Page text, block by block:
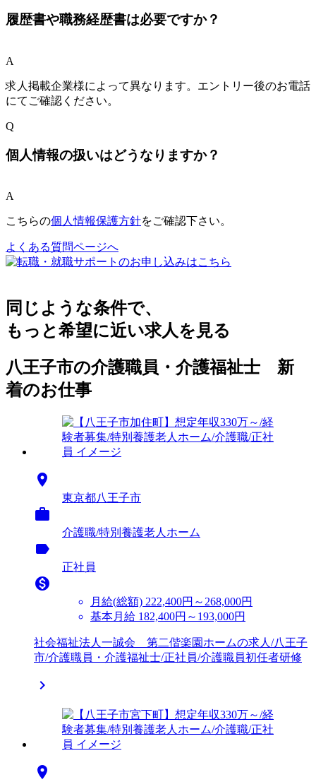
履歴書や職務経歴書は必要ですか？
A
求人掲載企業様によって異なります。エントリー後のお電話
にてご確認ください。
Q
個人情報の扱いはどうなりますか？
A
こちらの個人情報保護方針をご確認下さい。
よくある質問ページへ
同じような条件で、
もっと希望に近い求人を見る
八王子市の介護職員・介護福祉士 新
着のお仕事

東京都八王子市

介護職/特別養護老人ホーム
label
正社員

月給(総額) 222,400円～268,000円
基本月給 182,400円～193,000円
社会福祉法人一誠会 第二偕楽園ホームの求人/八王子
市/介護職員・介護福祉士/正社員/介護職員初任者研修

